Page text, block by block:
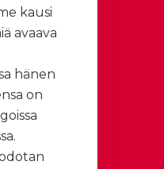
kausi
avaava
hänen
on